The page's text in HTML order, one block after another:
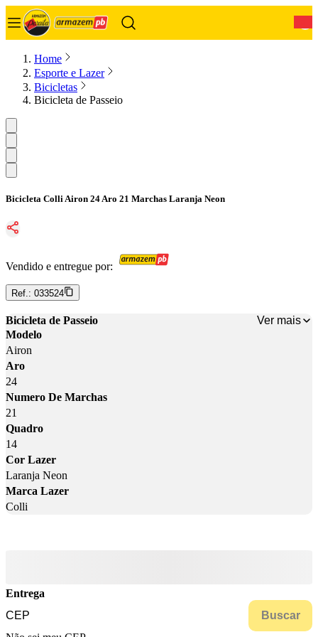
Home
Esporte e Lazer
Bicicletas
Bicicleta de Passeio
Bicicleta Colli Airon 24 Aro 21 Marchas Laranja Neon
Vendido e entregue por:
Ref.: 033524
Bicicleta de Passeio
Ver mais
Modelo
Airon
Aro
24
Numero De Marchas
21
Quadro
14
Cor Lazer
Laranja Neon
Marca Lazer
Colli
Entrega
Buscar